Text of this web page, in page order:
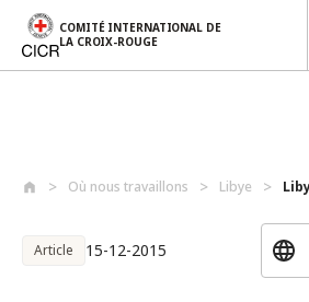
COMITÉ INTERNATIONAL DE
LA CROIX-ROUGE
Où nous travaillons Libye
Article 15-12-2015